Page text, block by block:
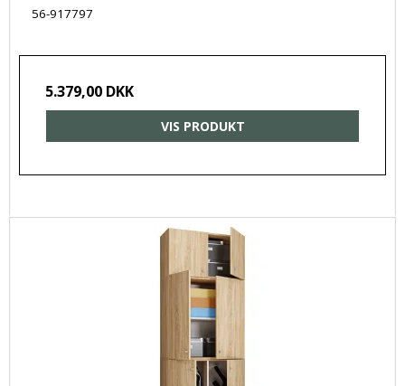
56-917797
5.379,00 DKK
VIS PRODUKT